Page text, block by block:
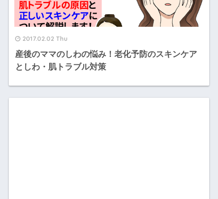
2017.02.02 Thu
産後のママのしわの悩み！老化予防のスキンケア
としわ・肌トラブル対策